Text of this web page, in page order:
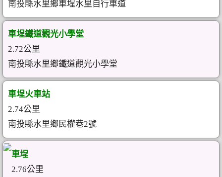
南投縣水里鄉車埕水里自行車道
車埕鐵道觀光小學堂
2.72公里
南投縣水里鄉鐵道觀光小學堂
車埕火車站
2.74公里
南投縣水里鄉民權巷2號
車埕
2.76公里